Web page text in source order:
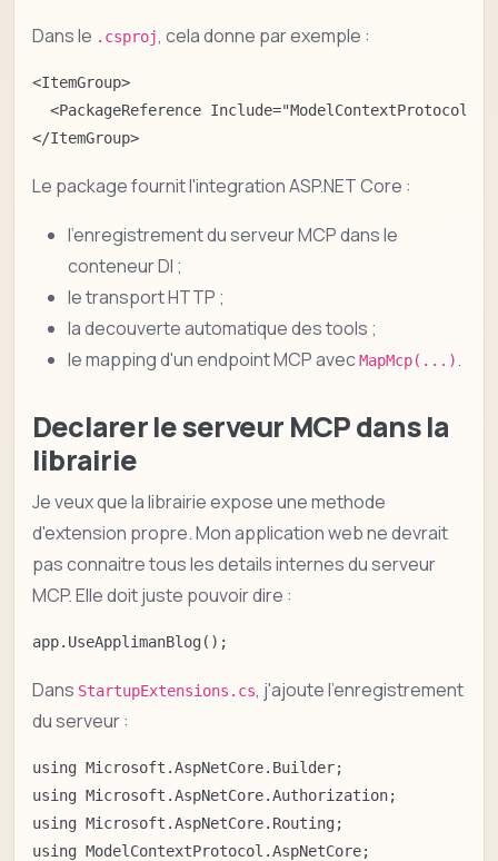
Dans le .csproj, cela donne par exemple :
<ItemGroup>
<PackageReference
</ItemGroup>
Le package fournit l'integration ASP.NET Core :
l'enregistrement du serveur MCP dans le
conteneur DI ;
le transport HTTP ;
la decouverte automatique des tools ;
le mapping d'un endpoint MCP avecMapMcp(...).
Declarer le serveur MCP dans la
librairie
Je veux que la librairie expose une methode
d'extension propre. Mon application web ne devrait
pas connaitre tous les details internes du serveur
MCP. Elle doit juste pouvoir dire :
app.UseApplimanBlog();
Dans StartupExtensions.cs, j'ajoute l'enregistrement
du serveur :
using Microsoft.AspNetCore.Builder;
using Microsoft.AspNetCore.Authorization;
using Microsoft.AspNetCore.Routing;
using ModelContextProtocol.AspNetCore;